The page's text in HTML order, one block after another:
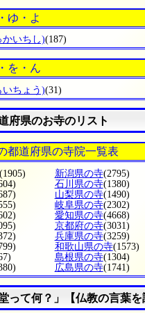
ゆ・よ
かいちし)(187)
を・ん
いちょう)(31)
府県のお寺のリスト
都道府県の寺院一覧表
新潟県の寺(2795)
石川県の寺(1380)
山梨県の寺(1490)
岐阜県の寺(2302)
愛知県の寺(4668)
京都府の寺(3031)
兵庫県の寺(3259)
和歌山県の寺(1573)
島根県の寺(1304)
広島県の寺(1741)
って何？」【仏教の言葉を